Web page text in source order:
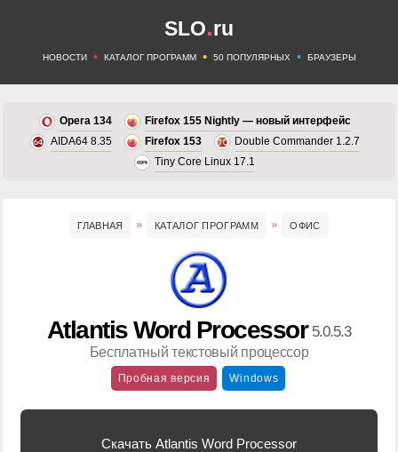
SLO.ru
НОВОСТИ • КАТАЛОГ ПРОГРАММ • 50 ПОПУЛЯРНЫХ • БРАУЗЕРЫ
Opera 134
Firefox 155 Nightly — новый интерфейс
AIDA64 8.35
Firefox 153
Double Commander 1.2.7
Tiny Core Linux 17.1
ГЛАВНАЯ КАТАЛОГ ПРОГРАММ ОФИС
Atlantis Word Processor 5.0.5.3
Бесплатный текстовый процессор
Пробная версия Windows
Скачать Atlantis Word Processor